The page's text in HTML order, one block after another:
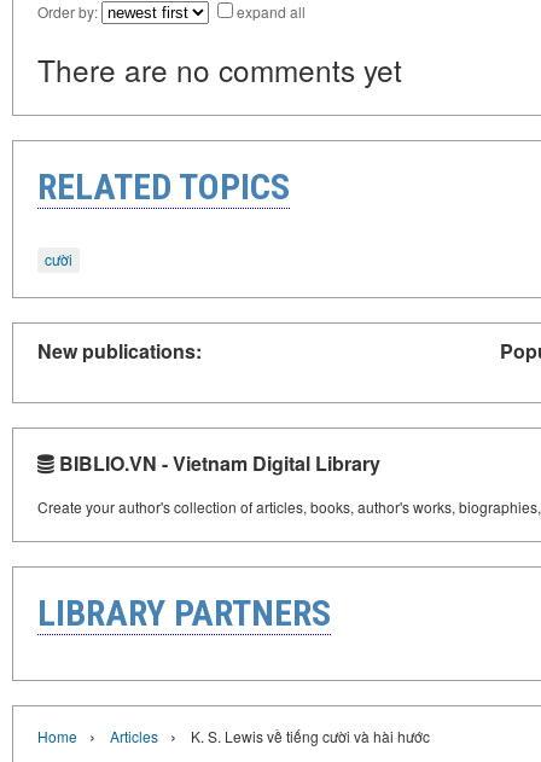
Order by: expand all
There are no comments yet
RELATED TOPICS
cười
New publications:
BIBLIO.VN - Vietnam Digital Library
Create your author's collection of articles, books, author's works,
LIBRARY PARTNERS
Home › Articles › K. S. Lewis về tiếng cười và hài hước